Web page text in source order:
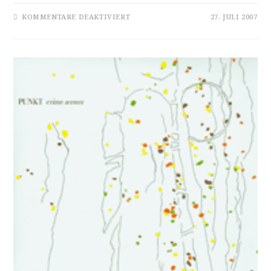
KOMMENTARE DEAKTIVIERTFÜR
DEVIL
NO
DREAMS
27. JULI 2007